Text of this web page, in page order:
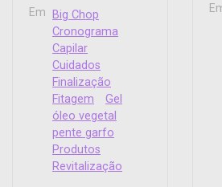
Em
Big Chop
Cronograma
Capilar
Cuidados
Finalização
Fitagem
Gel
óleo vegetal
pente garfo
Produtos
Revitalização